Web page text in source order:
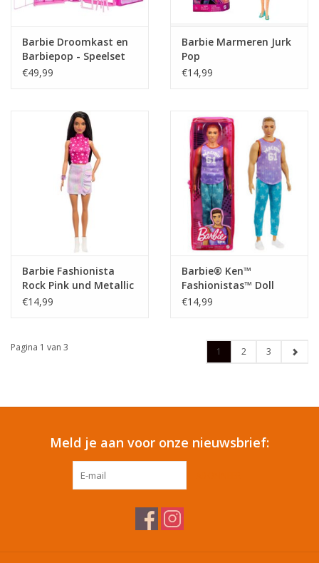
Barbie Droomkast en
Barbiepop - Speelset
met modepop en
€49,99
Barbie Marmeren Jurk
Pop
€14,99
Barbie Fashionista
Rock Pink und Metallic
- Modepop
€14,99
Barbie® Ken™
Fashionistas™ Doll
#164
€14,99
Pagina 1 van 3 1 2 3
Meld je aan voor onze nieuwsbrief: